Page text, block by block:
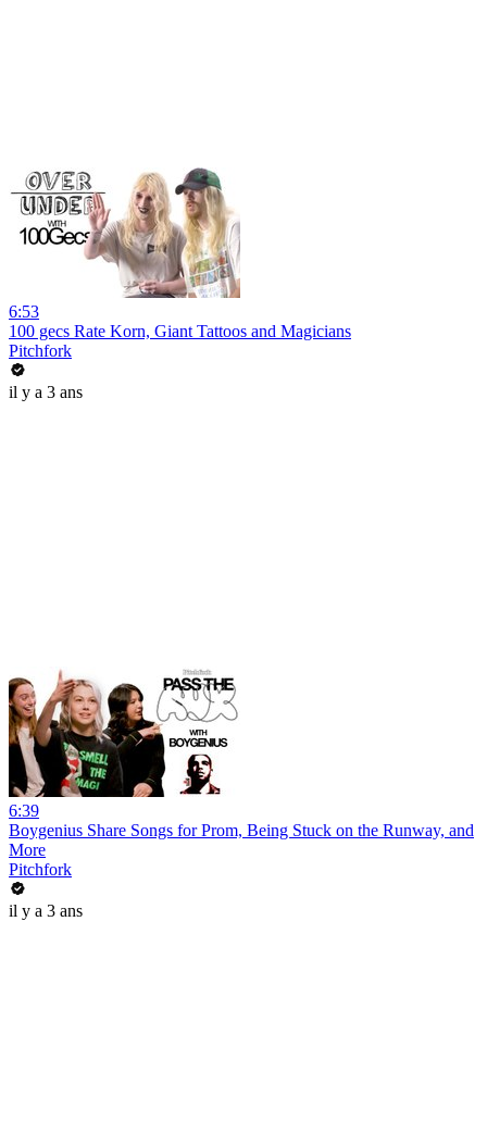
6:53
100 gecs Rate Korn, Giant Tattoos and Magicians
Pitchfork
il y a 3 ans
6:39
Boygenius Share Songs for Prom, Being Stuck on the Runway, and
More
Pitchfork
il y a 3 ans